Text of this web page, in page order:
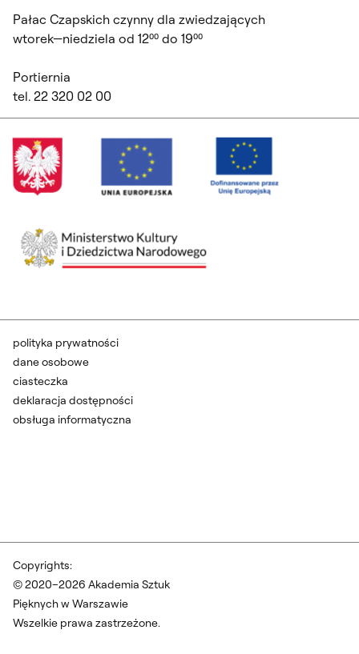
Pałac Czapskich czynny dla zwiedzających
wtorek—niedziela od 12⁰⁰ do 19⁰⁰
Portiernia
tel. 22 320 02 00
Copyrights:
© 2020–2026 Akademia Sztuk
Pięknych w Warszawie
Wszelkie prawa zastrzeżone.
polityka prywatności
dane osobowe
ciasteczka
deklaracja dostępności
obsługa informatyczna